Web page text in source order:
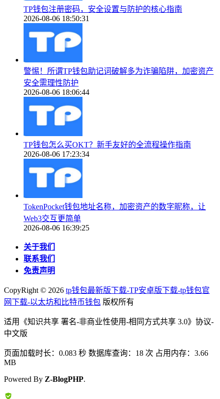
TP钱包注册密码，安全设置与防护的核心指南
2026-08-06 18:50:31
警惕！所谓TP钱包助记词破解多为诈骗陷阱，加密资产
安全需理性防护
2026-08-06 18:06:44
TP钱包怎么买OKT？新手友好的全流程操作指南
2026-08-06 17:23:34
TokenPocket钱包地址名称，加密资产的数字昵称，让
Web3交互更简单
2026-08-06 16:39:25
关于我们
联系我们
免责声明
CopyRight © 2026 tp钱包最新版下载-TP安卓版下载-tp钱包官
网下载-以太坊和比特币钱包 版权所有
适用《知识共享 署名-非商业性使用-相同方式共享 3.0》协议-
中文版
页面加载时长：0.083 秒 数据库查询：18 次 占用内存：3.66
MB
Powered By Z-BlogPHP.